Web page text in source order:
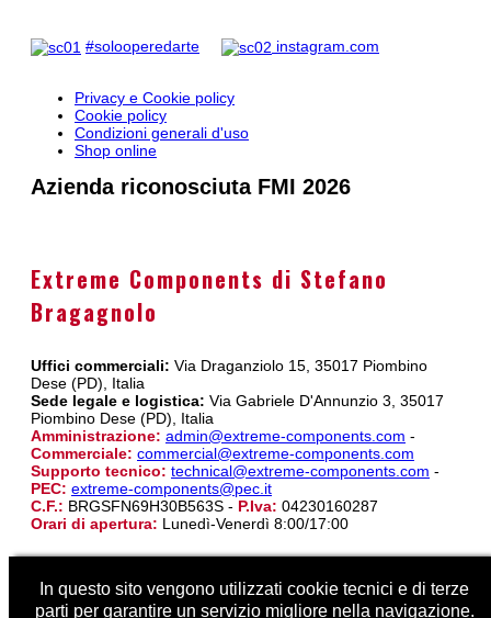
#solooperedarte instagram.com
Privacy e Cookie policy
Cookie policy
Condizioni generali d'uso
Shop online
Azienda riconosciuta FMI 2026
Extreme Components di Stefano
Bragagnolo
Uffici commerciali: Via Draganziolo 15, 35017 Piombino
Dese (PD), Italia
Sede legale e logistica: Via Gabriele D'Annunzio 3, 35017
Piombino Dese (PD), Italia
Amministrazione: admin@extreme-components.com -
Commerciale: commercial@extreme-components.com
Supporto tecnico: technical@extreme-components.com -
PEC: extreme-components@pec.it
C.F.: BRGSFN69H30B563S - P.Iva: 04230160287
Orari di apertura: Lunedì-Venerdì 8:00/17:00
In questo sito vengono utilizzati cookie tecnici e di terze
parti per garantire un servizio migliore nella navigazione.